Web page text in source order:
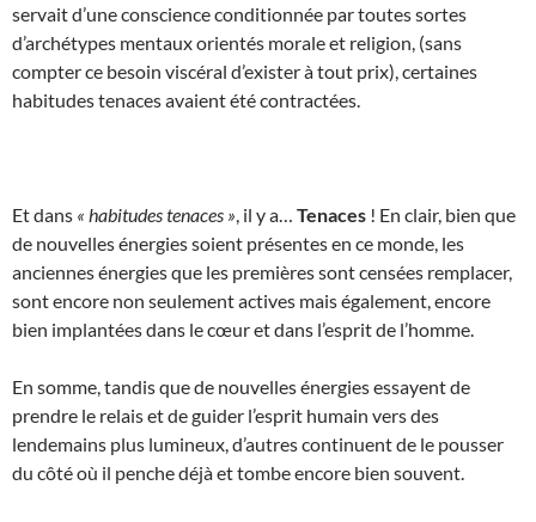
servait d’une conscience conditionnée par toutes sortes
d’archétypes mentaux orientés morale et religion, (sans
compter ce besoin viscéral d’exister à tout prix), certaines
habitudes tenaces avaient été contractées.
Et dans « habitudes tenaces » , il y a… Tenaces ! En clair, bien que
de nouvelles énergies soient présentes en ce monde, les
anciennes énergies que les premières sont censées remplacer,
sont encore non seulement actives mais également, encore
bien implantées dans le cœur et dans l’esprit de l’homme.
En somme, tandis que de nouvelles énergies essayent de
prendre le relais et de guider l’esprit humain vers des
lendemains plus lumineux, d’autres continuent de le pousser
du côté où il penche déjà et tombe encore bien souvent.